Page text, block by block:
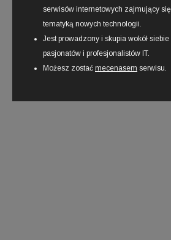
serwisów internetowych zajmujący się
tematyką nowych technologii.
Jest prowadzony i skupia wokół siebie
pasjonatów i profesjonalistów IT.
Możesz zostać mecenasem serwisu.